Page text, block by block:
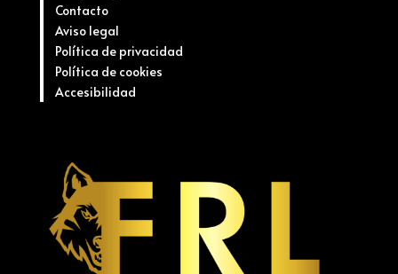
Contacto
Aviso legal
Política de privacidad
Política de cookies
Accesibilidad